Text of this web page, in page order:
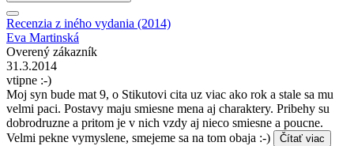
Recenzia z iného vydania (2014)
Eva Martinská
Overený zákazník
31.3.2014
vtipne :-)
Moj syn bude mat 9, o Stikutovi cita uz viac ako rok a stale sa mu
velmi paci. Postavy maju smiesne mena aj charaktery. Pribehy su
dobrodruzne a pritom je v nich vzdy aj nieco smiesne a poucne.
Velmi pekne vymyslene, smejeme sa na tom obaja :-)
Čítať viac